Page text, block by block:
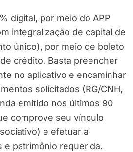
digital, por meio do APP
integralização de capital de
único), por meio de boleto
crédito. Basta preencher
no aplicativo e encaminhar
solicitados (RG/CNH,
emitido nos últimos 90
comprove seu vínculo
e efetuar a
e patrimônio requerida.